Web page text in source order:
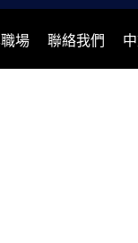
場 聯絡我們